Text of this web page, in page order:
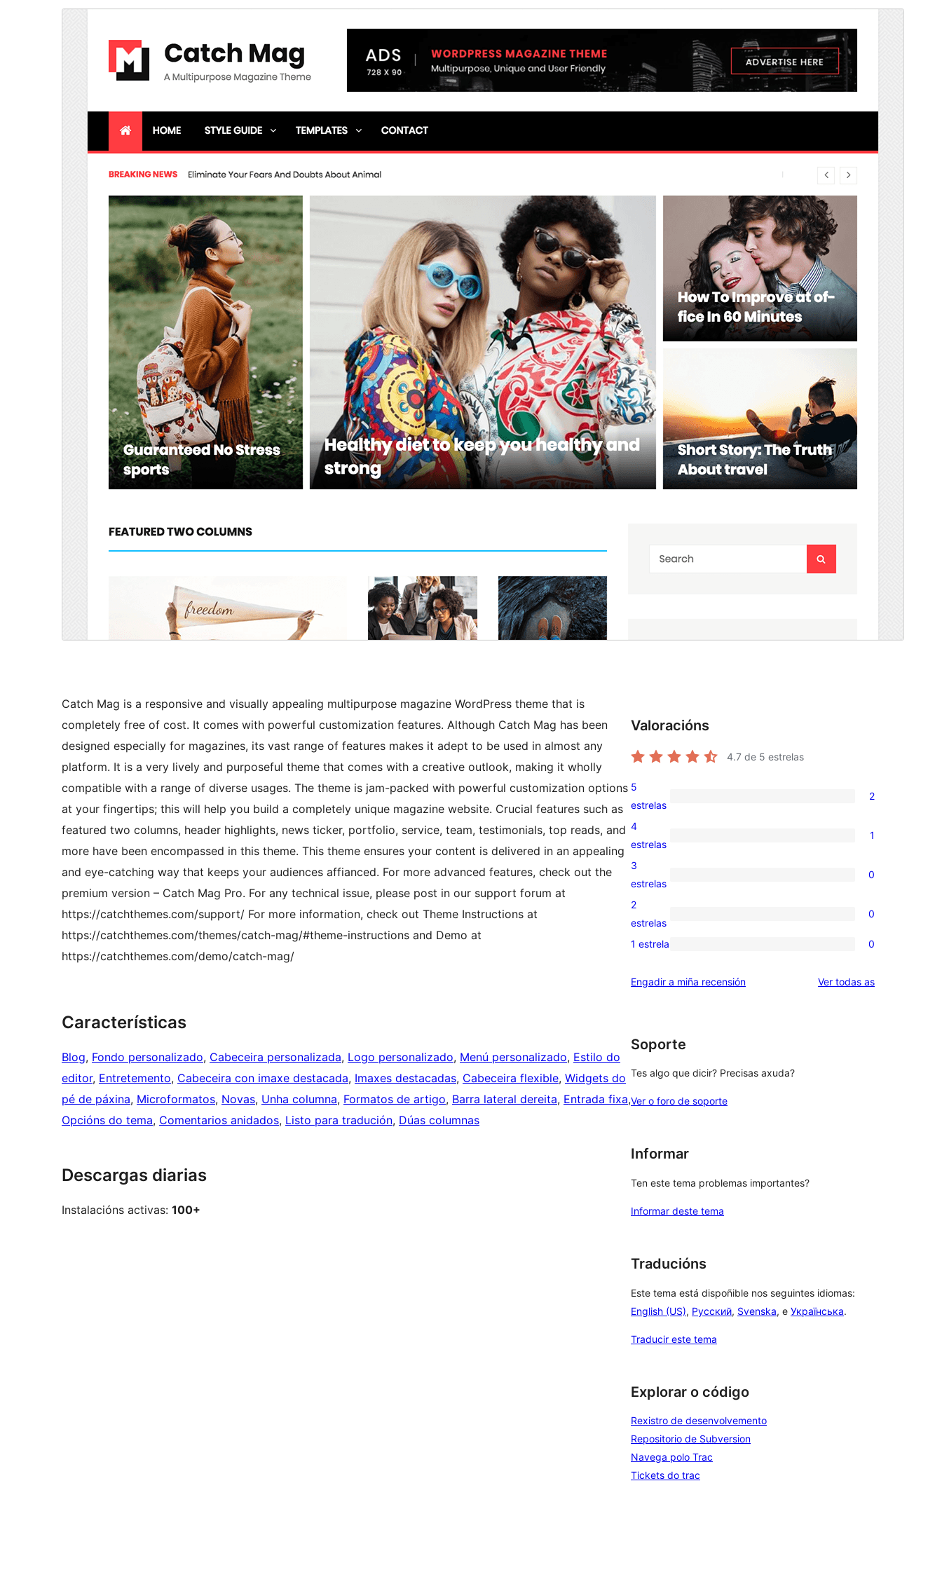
Última actualización
Maio 26, 2026
Instalacións activas
100+
Versión de PHP
5.6
Catch Mag is a responsive and visually appealing multipurpose magazine WordPress theme that is
completely free of cost. It comes with powerful customization features. Although Catch Mag has been
designed especially for magazines, its vast range of features makes it adept to be used in almost any
platform. It is a very lively and purposeful theme that comes with a creative outlook, making it wholly
compatible with a range of diverse usages. The theme is jam-packed with powerful customization options
at your fingertips; this will help you build a completely unique magazine website. Crucial features such as
featured two columns, header highlights, news ticker, portfolio, service, team, testimonials, top reads, and
more have been encompassed in this theme. This theme ensures your content is delivered in an appealing
and eye-catching way that keeps your audiences affianced. For more advanced features, check out the
premium version – Catch Mag Pro. For any technical issue, please post in our support forum at
https://catchthemes.com/support/ For more information, check out Theme Instructions at
https://catchthemes.com/themes/catch-mag/#theme-instructions and Demo at
https://catchthemes.com/demo/catch-mag/
Características
Blog, Fondo personalizado, Cabeceira personalizada, Logo personalizado, Menú personalizado, Estilo do
editor, Entretemento, Cabeceira con imaxe destacada, Imaxes destacadas, Cabeceira flexible, Widgets do
pé de páxina, Microformatos, Novas, Unha columna, Formatos de artigo, Barra lateral dereita, Entrada fixa ,
Opcións do tema, Comentarios anidados, Listo para tradución, Dúas columnas
Descargas diarias
Instalacións activas: 100+
Valoracións
4.7 de 5 estrelas
2
valoracións
de
5
estrelas
2
1
valoración
de
4
estrelas
1
0
valoracións
de
3
estrelas
0
0
valoracións
2
2
estrelas
0
0
de
1 estrela 0
Engadir a miña recensión Ver todas asvaloracións
Soporte
Tes algo que dicir? Precisas axuda?
Ver o foro de soporte
Informar
Ten este tema problemas importantes?
Informar deste tema
Traducións
Este tema está dispoñible nos seguintes idiomas:
English (US), Русский, Svenska, e Українська.
Traducir este tema
Explorar o código
Rexistro de desenvolvemento
Repositorio de Subversion
Navega polo Trac
Tickets do trac